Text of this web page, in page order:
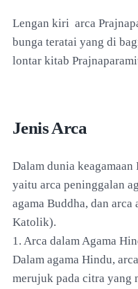
Lengan kiri arca
bunga teratai yang di
lontar kitab
Jenis Arca
Dalam dunia
yaitu arca peninggalan
agama Buddha, dan
Katolik).
1. Arca dalam Agama
Dalam agama Hindu,
merujuk pada citra yang